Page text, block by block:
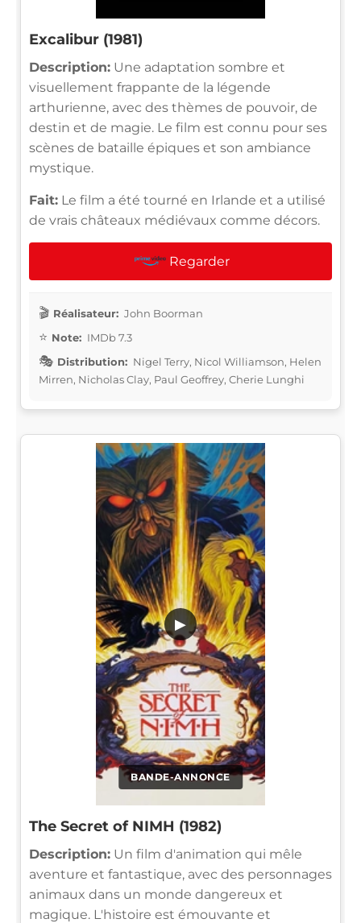
Excalibur (1981)
Description: Une adaptation sombre et
visuellement frappante de la légende
arthurienne, avec des thèmes de pouvoir, de
destin et de magie. Le film est connu pour ses
scènes de bataille épiques et son ambiance
mystique.
Fait: Le film a été tourné en Irlande et a utilisé
de vrais châteaux médiévaux comme décors.
Regarder
Réalisateur: John Boorman
Note: IMDb 7.3
Distribution: Nigel Terry, Nicol Williamson, Helen
Mirren, Nicholas Clay, Paul Geoffrey, Cherie Lunghi
BANDE-ANNONCE
▶
The Secret of NIMH (1982)
Description: Un film d'animation qui mêle
aventure et fantastique, avec des personnages
animaux dans un monde dangereux et
magique. L'histoire est émouvante et